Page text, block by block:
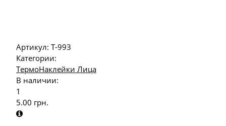
Артикул: Т-993
Категории:
ТермоНаклейки Лица
В наличии:
1
5.00 грн.